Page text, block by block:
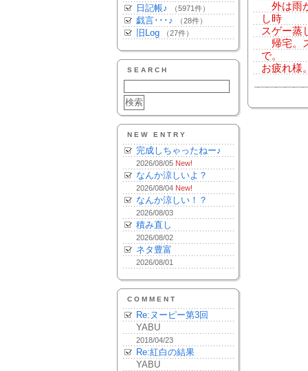
日記帳♪ （5971件）
戯言･･･♪ （28件）
旧Log （27件）
SEARCH
NEW ENTRY
完成しちゃったねー♪
2026/08/05 New!
なんか涼しいよ？
2026/08/04 New!
なんか涼しい！？
2026/08/03
積み直し
2026/08/02
ネタ豊富
2026/08/01
COMMENT
Re:ヌーピー第3回
YABU
2018/04/23
Re:紅白の結果
YABU
外は雨
し時
スゲー蒸
帰宅。
で。
お疲れ様